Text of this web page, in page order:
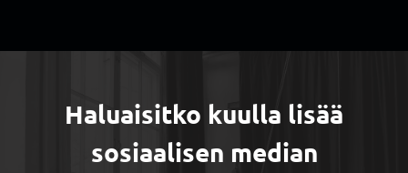
Haluaisitko kuulla lisää
sosiaalisen median